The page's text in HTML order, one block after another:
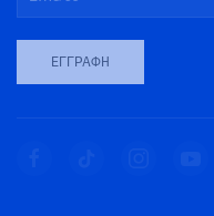
ΕΓΓΡΑΦΉ